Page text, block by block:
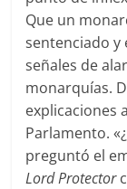
Que un
sentenciado y
señales de
monarquías.
explicaciones
Parlamento.
preguntó el
Lord Protector